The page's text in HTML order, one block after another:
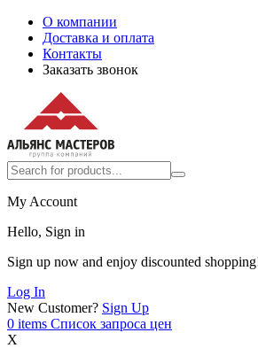
О компании
Доставка и оплата
Контакты
Заказать звонок
My Account
Hello, Sign in
Sign up now and enjoy discounted
Log In
New Customer? Sign Up
0 items Список запроса цен
X